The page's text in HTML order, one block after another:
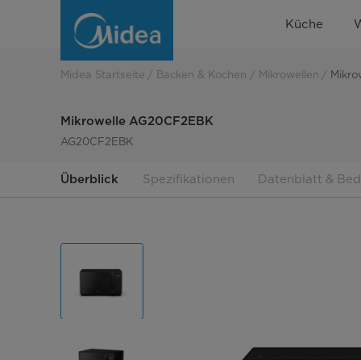
Mikrowelle
AG20CF2EBK
Küche
Midea Startseite Backen & Kochen Mikrowellen
Mikrowelle AG20CF2EBK
AG20CF2EBK
Überblick Spezifikationen Datenblatt &